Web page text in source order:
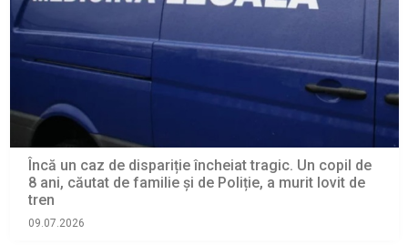
Încă un caz de dispariție încheiat tragic. Un copil de
8 ani, căutat de familie și de Poliție, a murit lovit de
tren
09.07.2026